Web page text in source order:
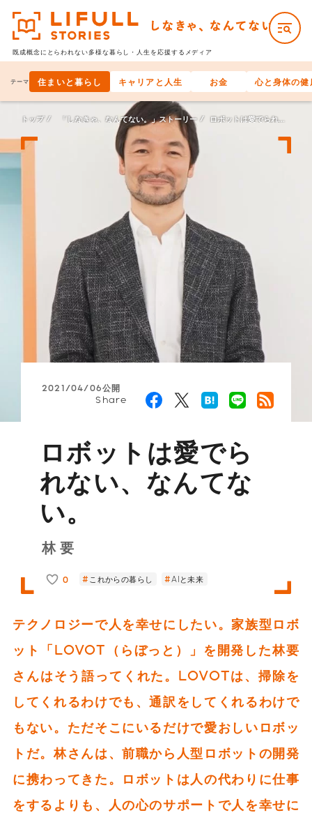
既成概念にとらわれない多様な暮らし・人生を応援するメディア
テーマ 住まいと暮らし キャリアと人生 お金 心と身体の健
トップ 「しなきゃ、なんてない。」ストーリー ロボットは愛でられない、なんてない。
2021/04/06公開
Share
ロボットは愛でら
れない、なんてな
い。
林 要
0 これからの暮らし AIと未来
テクノロジーで人を幸せにしたい。家族型ロボ
ット「LOVOT（らぼっと）」を開発した林要
さんはそう語ってくれた。LOVOTは、掃除を
してくれるわけでも、通訳をしてくれるわけで
もない。ただそこにいるだけで愛おしいロボッ
トだ。林さんは、前職から人型ロボットの開発
に携わってきた。ロボットは人の代わりに仕事
をするよりも、人の心のサポートで人を幸せに